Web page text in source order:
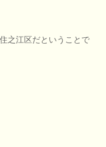
之江区だということで